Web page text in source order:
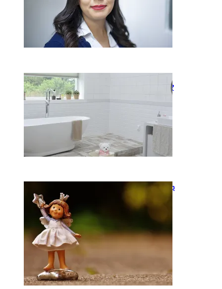
neįgaliojo vežimėliui vonią?
2026-05-12
Keramika kasdienybėje: kaip
požiūrį į namų estetiką